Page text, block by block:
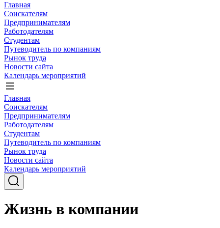
Главная
Соискателям
Предпринимателям
Работодателям
Студентам
Путеводитель по компаниям
Рынок труда
Новости сайта
Календарь мероприятий
Главная
Соискателям
Предпринимателям
Работодателям
Студентам
Путеводитель по компаниям
Рынок труда
Новости сайта
Календарь мероприятий
Жизнь в компании